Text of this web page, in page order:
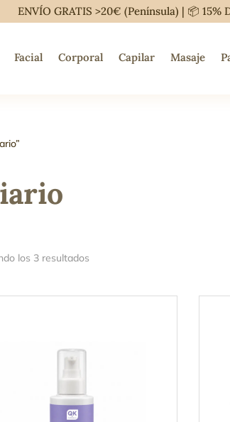
ENVÍO GRATIS >20€ (Península) | 📦 15%
Facial Corporal Capilar Masaje
los 3 resultados